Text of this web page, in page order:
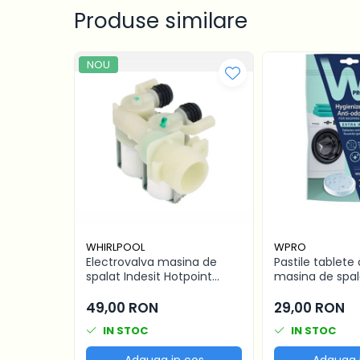
Produse curatare IT
Baterii laptop
Produsul nu poate fi utilizat in cazul
uscatorul au aceleasi dimensiuni
Produse similare
NOU
WHIRLPOOL
Electrovalva masina de
spalat Indesit Hotpoint
482000022813 C00110333
49,00 RON
IN STOC
WPRO
Pastile tablete
masina de
bucati x 40g,
anticalcar
29,00 RON
IN STOC